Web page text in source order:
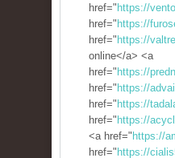
href=" https://
href=" https://
href=" https://
online</a> <a
href=" https://
href=" https://
href=" https://
href=" https://
<a href=" https://
href=" https://